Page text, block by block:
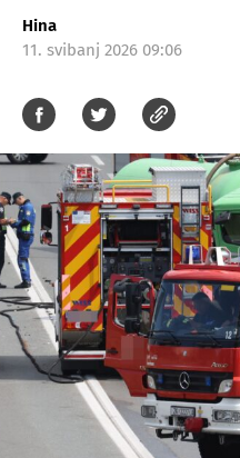
Hina
11. svibanj 2026 09:06